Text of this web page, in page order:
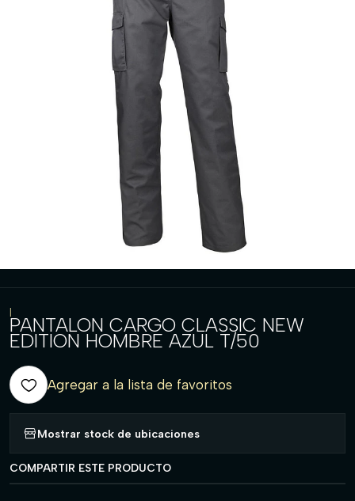
|
PANTALON CARGO CLASSIC NEW
EDITION HOMBRE AZUL T/50
Agregar a la lista de favoritos
Mostrar stock de ubicaciones
COMPARTIR ESTE PRODUCTO